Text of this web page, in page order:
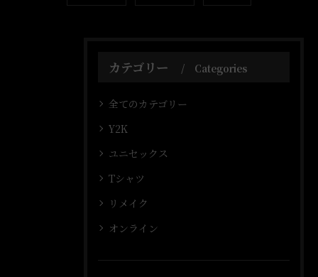
カテゴリー Categories
全てのカテゴリー
Y2K
ユニセックス
Tシャツ
リメイク
オンライン